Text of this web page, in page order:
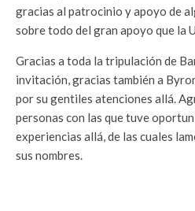
gracias al patrocinio y apoyo de
sobre todo del gran apoyo que la
Gracias a toda la tripulación de
invitación, gracias también a
por su gentiles atenciones allá.
personas con las que tuve
experiencias allá, de las cuales
sus nombres.